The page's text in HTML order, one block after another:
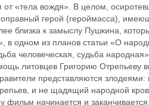
«тела вождя». В целом,
герой (героймасса),
близка к замыслу Пушкина,
в одном из планов статьи «О
человеческая, судьба
литовцев Григорию Отрепьеву
представляются
и не щадящий народной
фильм начинается и